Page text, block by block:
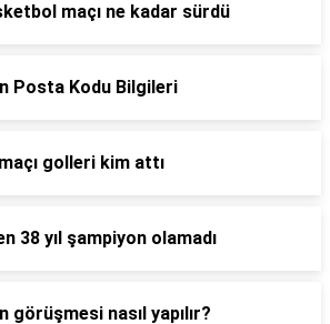
maçı ne kadar sürdü
Posta Kodu Bilgileri
golleri kim attı
38 yıl şampiyon olamadı
nasıl yapılır?